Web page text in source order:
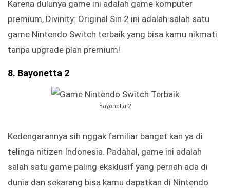
Karena dulunya game ini adalah game komputer
premium, Divinity: Original Sin 2 ini adalah salah satu
game Nintendo Switch terbaik yang bisa kamu nikmati
tanpa upgrade plan premium!
8. Bayonetta 2
Bayonetta 2
Kedengarannya sih nggak familiar banget kan ya di
telinga nitizen Indonesia. Padahal, game ini adalah
salah satu game paling eksklusif yang pernah ada di
dunia dan sekarang bisa kamu dapatkan di Nintendo